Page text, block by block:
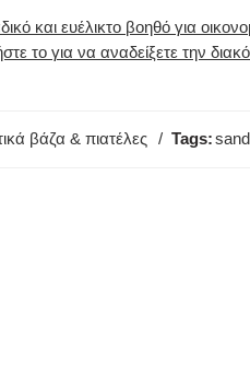
και ευέλικτο βοηθό για
το για να αναδείξετε την
βάζα & πιατέλες Tags: